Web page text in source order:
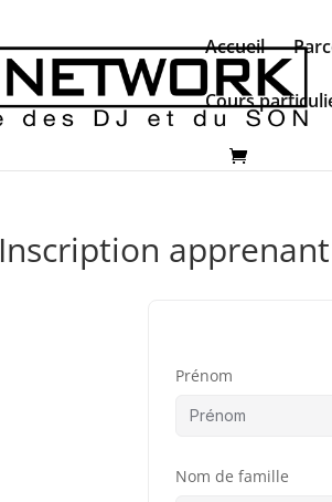
Accueil
Cours
Inscription apprenant
Prénom
Nom de famille